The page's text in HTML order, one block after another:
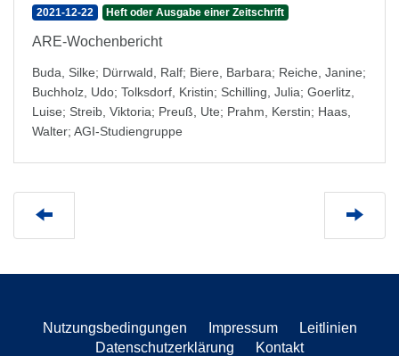
2021-12-22 Heft oder Ausgabe einer Zeitschrift
ARE-Wochenbericht
Buda, Silke; Dürrwald, Ralf; Biere, Barbara; Reiche, Janine;
Buchholz, Udo; Tolksdorf, Kristin; Schilling, Julia; Goerlitz,
Luise; Streib, Viktoria; Preuß, Ute; Prahm, Kerstin; Haas,
Walter; AGI-Studiengruppe
Nutzungsbedingungen Impressum
Leitlinien
Datenschutzerklärung
Kontakt